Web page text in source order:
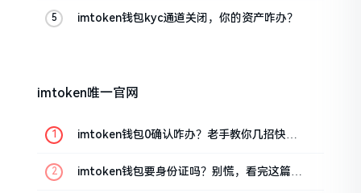
imtoken钱包kyc通道关闭，你的资产咋办？
imtoken唯一官网
imtoken钱包0确认咋办？老手教你几招快速
imtoken钱包要身份证吗？别慌，看完这篇就